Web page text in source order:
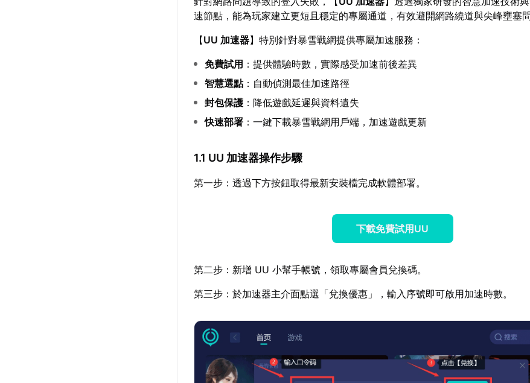
速節點，能為玩家建立更短且穩定的專屬通道，有效避開網路繞道與尖峰壅塞問
【UU 加速器】特別針對暴雪戰網提供專屬加速服務：
免費試用 ：提供體驗時數，實際感受加速前後差異
智慧選點：自動偵測最佳加速路徑
封包保護 ：降低遊戲延遲與資料遺失
快速部署 ：一鍵下載暴雪戰網用戶端，加速遊戲更新
1.1 UU 加速器操作步驟
第一步：透過下方按鈕取得最新安裝檔完成軟體部署。
下載免費試用UU
第二步：新增 UU 小幫手帳號，領取專屬會員兌換碼。
第三步：於加速器主介面點選「兌換優惠」，輸入序號即可啟用加速時數。